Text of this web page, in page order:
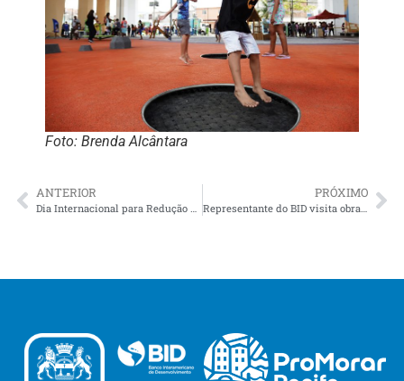
Foto: Brenda Alcântara
ANTERIOR
Dia Internacional para Redução de Riscos de Desastres tem simulado para mulheres no Caçote
PRÓXIMO
Representante do BID visita obras do ProMorar Recife